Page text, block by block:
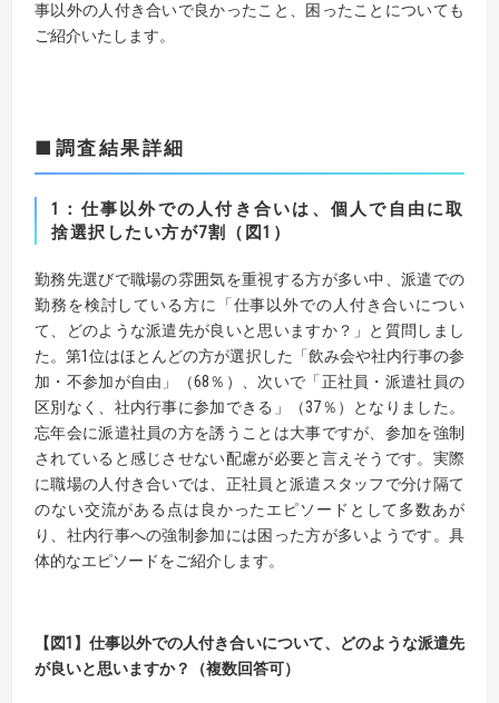
事以外の人付き合いで良かったこと、困ったことについても
ご紹介いたします。
■調査結果詳細
1：仕事以外での人付き合いは、個人で自由に取
捨選択したい方が7割（図1）
勤務先選びで職場の雰囲気を重視する方が多い中、派遣での
勤務を検討している方に「仕事以外での人付き合いについ
て、どのような派遣先が良いと思いますか？」と質問しまし
た。第1位はほとんどの方が選択した「飲み会や社内行事の参
加・不参加が自由」（68％）、次いで「正社員・派遣社員の
区別なく、社内行事に参加できる」（37％）となりました。
忘年会に派遣社員の方を誘うことは大事ですが、参加を強制
されていると感じさせない配慮が必要と言えそうです。実際
に職場の人付き合いでは、正社員と派遣スタッフで分け隔て
のない交流がある点は良かったエピソードとして多数あが
り、社内行事への強制参加には困った方が多いようです。具
体的なエピソードをご紹介します。
【図1】仕事以外での人付き合いについて、どのような派遣先
が良いと思いますか？（複数回答可）